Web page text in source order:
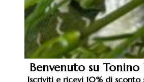
Benvenuto su Tonino
Iscriviti e ricevi 10% di sconto